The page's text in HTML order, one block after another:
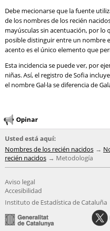
Debe mecionarse que la fuente
de los nombres de los recién
mayúsculas sin acentuación, por lo
posible distinguir entre un nombre
acento es el único elemento que
Esta incidencia se puede ver, por
niñas. Así, el registro de Sofia
el nombre Gal·la se diferencia de
Opinar
Usted está aquí:
Nombres de los recién nacidos
recién nacidos
Metodología
Aviso legal
Accesibilidad
Instituto de Estadística de Cataluña